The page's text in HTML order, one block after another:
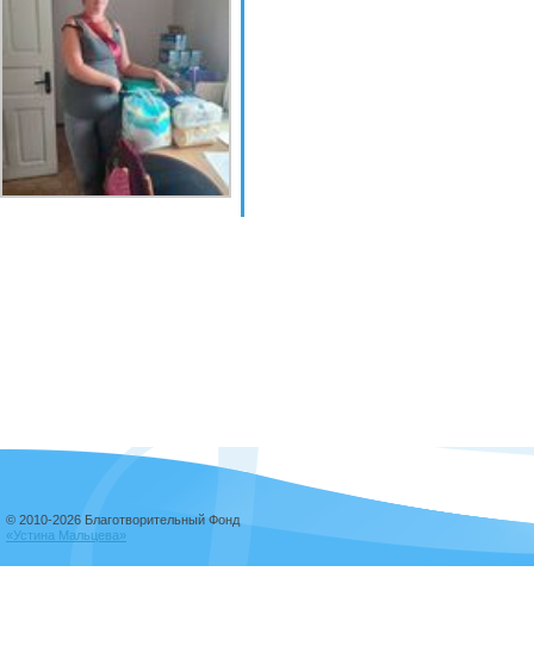
© 2010-2026 Благотворительный Фонд
«Устина Мальцева»